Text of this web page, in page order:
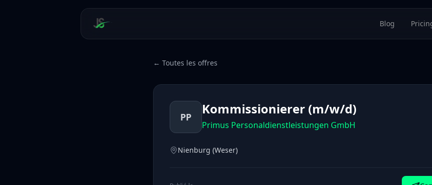
Blog
← Toutes les offres
PP Kommissionierer (m/w/d)
Primus Personaldienstleistungen GmbH
Nienburg (Weser)